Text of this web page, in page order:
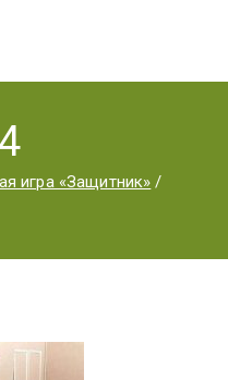
вский
ый
техникум».
игра «Защитник»